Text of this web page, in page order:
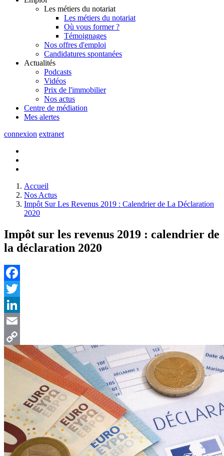
Les métiers du notariat
Les métiers du notariat
Où vous former ?
Témoignages
Nos offres d'emploi
Candidatures spontanées
Actualités
Podcasts
Vidéos
Prix de l'immobilier
Nos actus
Centre de médiation
Mes alertes
connexion extranet
Accueil
Nos Actus
Impôt Sur Les Revenus 2019 : Calendrier de La Déclaration
2020
Impôt sur les revenus 2019 : calendrier de
la déclaration 2020
Facebook
Twitter
LinkedIn
Email
Copy
Link